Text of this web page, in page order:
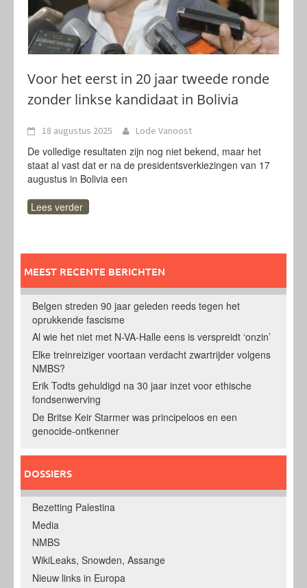
Voor het eerst in 20 jaar tweede ronde
zonder linkse kandidaat in Bolivia
18 augustus 2025 Lode Vanoost
De volledige resultaten zijn nog niet bekend, maar het
staat al vast dat er na de presidentsverkiezingen van 17
augustus in Bolivia een
Lees verder
MEEST RECENTE BERICHTEN
Belgen streden 90 jaar geleden reeds tegen het
oprukkende fascisme
Al wie het niet met N-VA-Halle eens is verspreidt ‘onzin’
Elke treinreiziger voortaan verdacht zwartrijder volgens
NMBS?
Erik Todts gehuldigd na 30 jaar inzet voor ethische
fondsenwerving
De Britse Keir Starmer was principeloos en een
genocide-ontkenner
DOSSIERS
Bezetting Palestina
Media
NMBS
WikiLeaks, Snowden, Assange
Nieuw links in Europa